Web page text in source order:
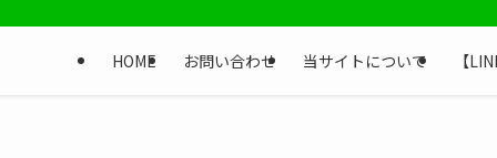
HOME お問い合わせ 当サイトについて 【